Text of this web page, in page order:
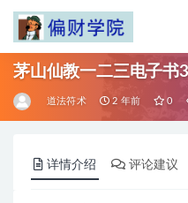
茅山仙教一二三电子书
道法符术 2 年前 0
详情介绍 评论建议